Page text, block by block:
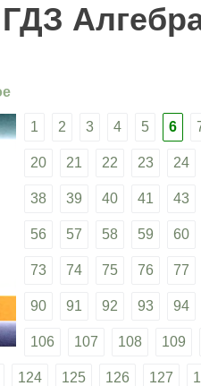
1 2 3 4 5 6
20 21 22 23 24
38 39 40 41 43
56 57 58 59 60
73 74 75 76 77
90 91 92 93 94
106 107 108 109
124 125 126 127